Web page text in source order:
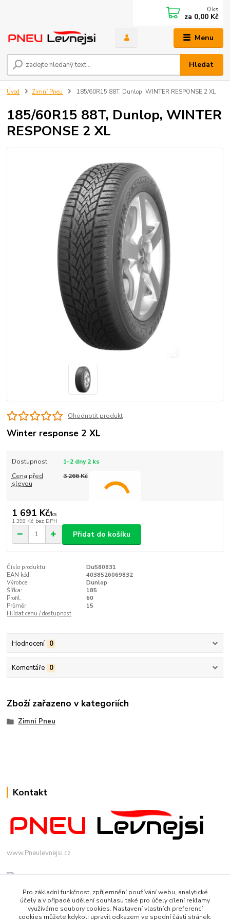
Menu
Hledat
0 ks
za 0,00 Kč
Úvod Zimní Pneu 185/60R15 88T, Dunlop, WINTER RESPONSE 2 XL
185/60R15 88T, Dunlop, WINTER
RESPONSE 2 XL
Ohodnotit produkt
Winter response 2 XL
Dostupnost
1-2 dny 2 ks
Cena před
slevou
3 266 Kč
1 691 Kč/ks
1 398 Kč bez DPH
Přidat do košíku
Číslo produktu:
Du580831
EAN kód:
4038526069832
Výrobce:
Dunlop
Šířka:
185
Profil:
60
Průměr:
15
Hlídat cenu / dostupnost
Hodnocení 0
Komentáře 0
Zboží zařazeno v kategoriích
Zimní Pneu
Kontakt
www.Pneulevnejsi.cz
info(a)pneulevnejsi.cz
Pro základní funkčnost, zpříjemnění používání webu, analytické
účely a v případě udělení souhlasu také pro účely cílení reklamy
využíváme soubory cookies. Nastavení vlastních preferencí
cookies můžete kdykoli upravit odkazem ve spodní části stránek.